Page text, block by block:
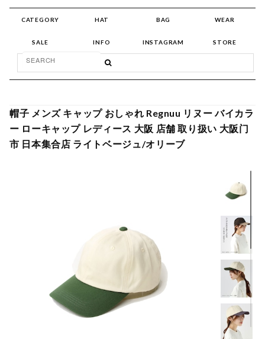
CATEGORY HAT BAG WEAR
SALE INFO INSTAGRAM STORE
帽子 メンズ キャップ おしゃれ Regnuu リヌー バイカラ
ー ローキャップ レディース 大阪 店舗 取り扱い 大阪门
市 日本集合店 ライトベージュ/オリーブ